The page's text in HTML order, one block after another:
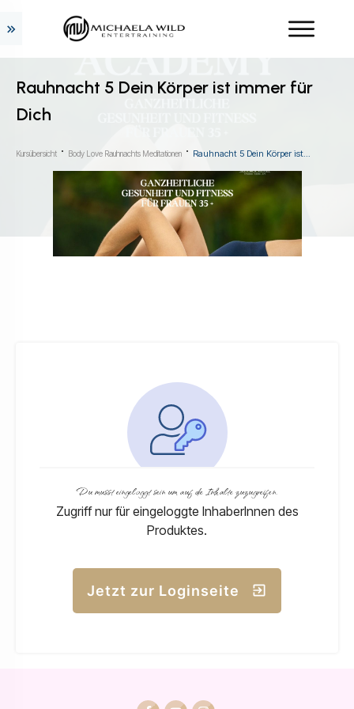
Rauhnacht 5 Dein Körper ist immer für
Dich
Kursübersicht Body Love Rauhnachts Meditationen
Du musst eingeloggt sein um auf die Inhalte zuzugreifen.
Zugriff nur für eingeloggte InhaberInnen des
Produktes.
Jetzt zur Loginseite